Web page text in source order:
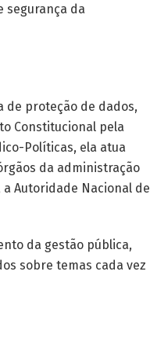
segurança da
de proteção de dados,
Constitucional pela
Políticas, ela atua
da administração
a Autoridade Nacional de
da gestão pública,
sobre temas cada vez